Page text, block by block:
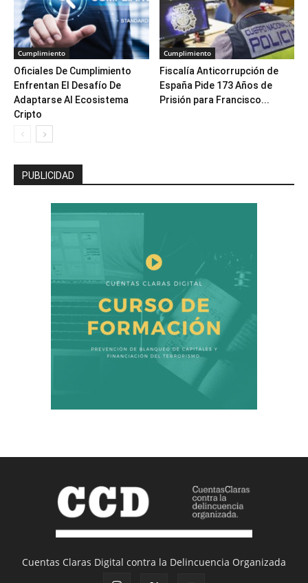
Cumplimiento
Oficiales De Cumplimiento
Enfrentan El Desafío De
Adaptarse Al Ecosistema
Cripto
Cumplimiento
Fiscalía Anticorrupción de
España Pide 173 Años de
Prisión para Francisco...
PUBLICIDAD
Cuentas Claras Digital contra la Delincuencia Organizada